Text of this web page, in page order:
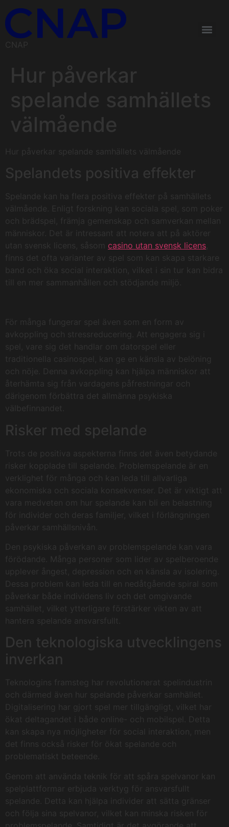
CNAP
Hur påverkar
spelande samhällets
välmående
Hur påverkar spelande samhällets välmående
Spelandets positiva effekter
Spelande kan ha flera positiva effekter på samhällets
välmående. Enligt forskning kan sociala spel, som poker
och brädspel, främja gemenskap och samverkan mellan
människor. Det är intressant att notera att på aktörer
utan svensk licens, såsom casino utan svensk licens
finns det ofta varianter av spel som kan skapa starkare
band och öka social interaktion, vilket i sin tur kan bidra
till en mer sammanhållen och stödjande miljö.
För många fungerar spel även som en form av
avkoppling och stressreducering. Att engagera sig i
spel, vare sig det handlar om datorspel eller
traditionella casinospel, kan ge en känsla av belöning
och nöje. Denna avkoppling kan hjälpa människor att
återhämta sig från vardagens påfrestningar och
därigenom förbättra det allmänna psykiska
välbefinnandet.
Risker med spelande
Trots de positiva aspekterna finns det även betydande
risker kopplade till spelande. Problemspelande är en
verklighet för många och kan leda till allvarliga
ekonomiska och sociala konsekvenser. Det är viktigt att
vara medveten om hur spelande kan bli en belastning
för individer och deras familjer, vilket i förlängningen
påverkar samhällsnivån.
Den psykiska påverkan av problemspelande kan vara
förödande. Många personer som lider av spelberoende
upplever ångest, depression och en känsla av isolering.
Dessa problem kan leda till en nedåtgående spiral som
påverkar både individens liv och det omgivande
samhället, vilket ytterligare förstärker vikten av att
hantera spelande ansvarsfullt.
Den teknologiska utvecklingens
inverkan
Teknologins framsteg har revolutionerat spelindustrin
och därmed även hur spelande påverkar samhället.
Digitalisering har gjort spel mer tillgängligt, vilket har
ökat deltagandet i både online- och mobilspel. Detta
kan skapa nya möjligheter för social interaktion, men
det finns också risker för ökat spelande och
problematiskt beteende.
Genom att använda teknik för att spåra spelvanor kan
spelplattformar erbjuda verktyg för ansvarsfullt
spelande. Detta kan hjälpa individer att sätta gränser
och följa sina spelvanor, vilket kan minska risken för